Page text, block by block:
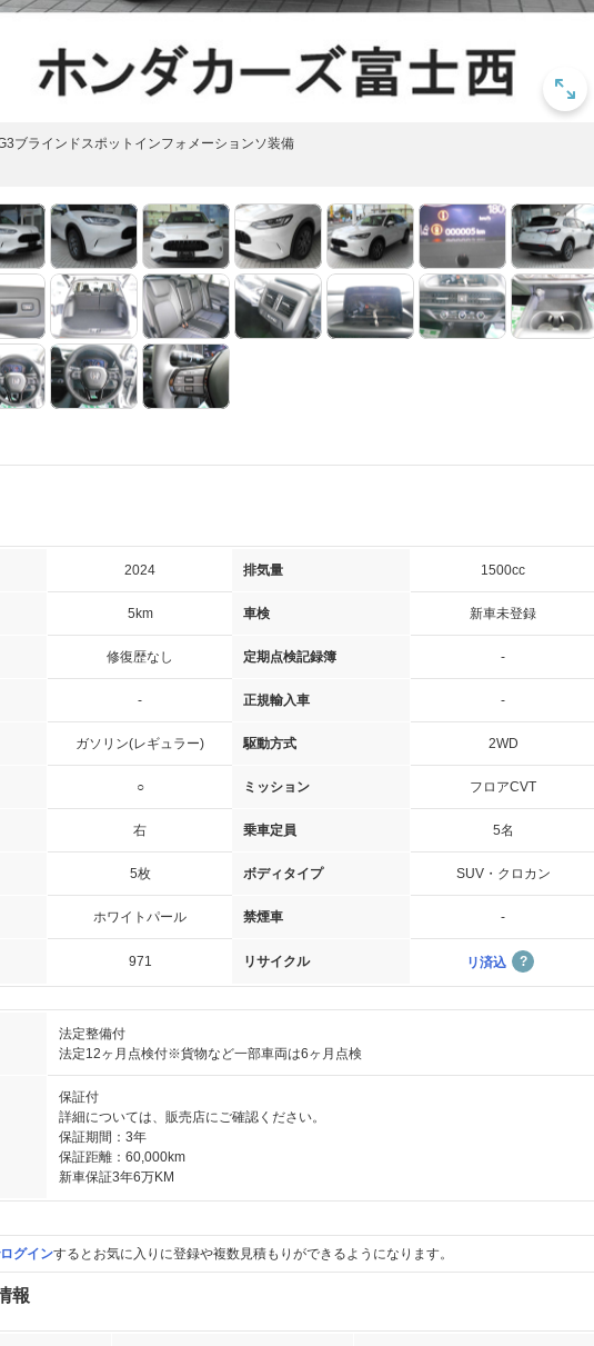
ブラインドスポットインフォメーションソ装備
2024 排気量 1500cc
5km 車検 新車未登録
修復歴なし 定期点検記録簿 -
- 正規輸入車 -
ガソリン(レギュラー) 駆動方式 2WD
○ ミッション フロアCVT
右 乗車定員 5名
5枚 ボディタイプ SUV・クロカン
ホワイトパール 禁煙車 -
971 リサイクル リ済込
法定整備付
法定12ヶ月点検付※貨物など一部車両は6ヶ月点検
保証付
詳細については、販売店にご確認ください。
保証期間：3年
保証距離：60,000km
新車保証3年6万KM
グインするとお気に入りに登録や複数見積もりができるようになります。
報